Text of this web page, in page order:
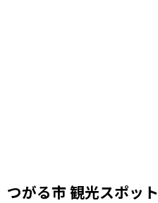
つがる市 観光スポット